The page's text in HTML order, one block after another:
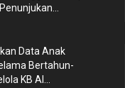
Data Anak
Bertahun-
KB Al...